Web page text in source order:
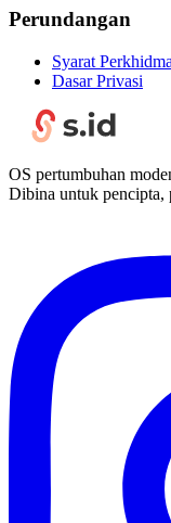
Perundangan
Syarat
Dasar Privasi
OS pertumbuhan
Dibina untuk pencipta,